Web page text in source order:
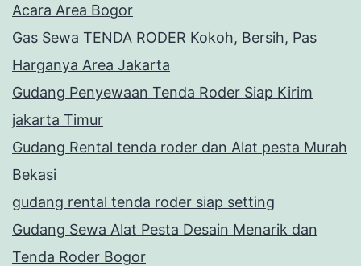
Acara Area Bogor
Gas Sewa TENDA RODER Kokoh, Bersih, Pas
Harganya Area Jakarta
Gudang Penyewaan Tenda Roder Siap Kirim
jakarta Timur
Gudang Rental tenda roder dan Alat pesta Murah
Bekasi
gudang rental tenda roder siap setting
Gudang Sewa Alat Pesta Desain Menarik dan
Tenda Roder Bogor